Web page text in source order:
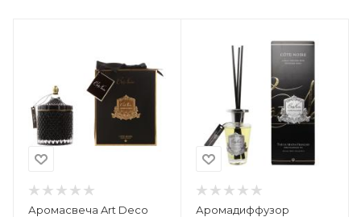
Аромасвеча Art Deco
Аромадиффузор